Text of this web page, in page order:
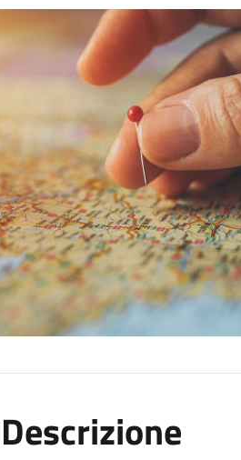
Descrizione